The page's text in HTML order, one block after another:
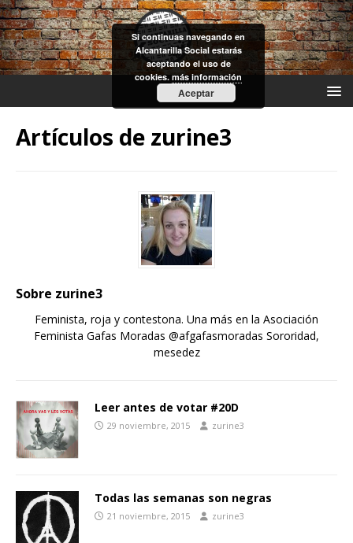
Artículos de zurine3
Sobre zurine3
Feminista, roja y contestona. Una más en la Asociación
Feminista Gafas Moradas @afgafasmoradas Sororidad,
mesedez
Leer antes de votar #20D
29 noviembre, 2015 zurine3
Todas las semanas son negras
21 noviembre, 2015 zurine3
Si continuas navegando en
Alcantarilla Social estarás
aceptando el uso de
cookies.más información
Aceptar